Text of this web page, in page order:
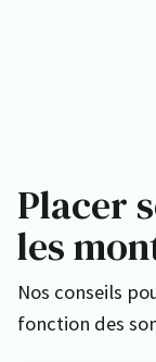
Placer
les
Nos conseils
fonction des